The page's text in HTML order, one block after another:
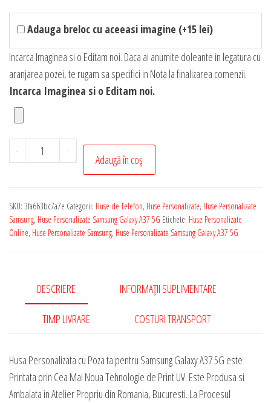
Adauga breloc cu aceeasi imagine (+15 lei)
Incarca Imaginea si o Editam noi. Daca ai anumite doleante in legatura cu
aranjarea pozei, te rugam sa specifici in Nota la finalizarea comenzii.
Incarca Imaginea si o Editam noi.
-
Cantitate
Husa
Poza
ta
Galaxy
+
Adaugă în coș
SKU: 3fa663bc7a7e Categorii: Huse de Telefon, Huse Personalizate, Huse Personalizate
Samsung, Huse Personalizate Samsung Galaxy A37 5G Etichete: Huse Personalizate
Online, Huse Personalizate Samsung, Huse Personalizate Samsung Galaxy A37 5G
DESCRIERE INFORMAȚII SUPLIMENTARE
TIMP LIVRARE COSTURI TRANSPORT
Husa Personalizata cu Poza ta pentru Samsung Galaxy A37 5G este
Printata prin Cea Mai Noua Tehnologie de Print UV. Este Produsa si
Ambalata in Atelier Propriu din Romania, Bucuresti. La Procesul